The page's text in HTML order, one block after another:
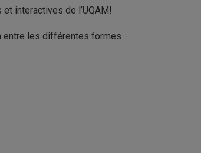
interactives de l’UQAM!
entre les différentes formes